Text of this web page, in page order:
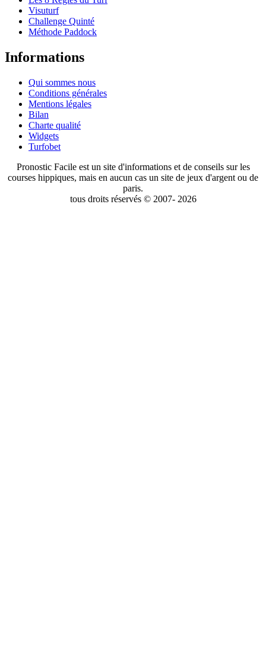
Visuturf
Challenge Quinté
Méthode Paddock
Informations
Qui sommes nous
Conditions générales
Mentions légales
Bilan
Charte qualité
Widgets
Turfobet
Pronostic Facile est un site d'informations et de conseils sur les
courses hippiques, mais en aucun cas un site de jeux d'argent ou de
paris.
tous droits réservés © 2007- 2026